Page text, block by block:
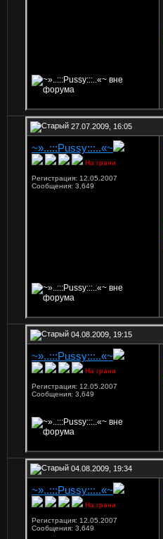
27.07.2009, 16:05
~»..:::Pussy:::..«~
На грани
Регистрация: 12.05.2007
Сообщения: 3,649
04.08.2009, 19:15
~»..:::Pussy:::..«~
На грани
Регистрация: 12.05.2007
Сообщения: 3,649
04.08.2009, 19:34
~»..:::Pussy:::..«~
На грани
Регистрация: 12.05.2007
Сообщения: 3,649